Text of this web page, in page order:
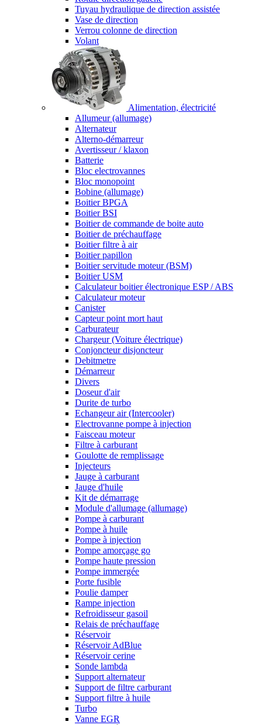
Tuyau hydraulique de direction assistée
Vase de direction
Verrou colonne de direction
Volant
Alimentation, électricité
Allumeur (allumage)
Alternateur
Alterno-démarreur
Avertisseur / klaxon
Batterie
Bloc electrovannes
Bloc monopoint
Bobine (allumage)
Boitier BPGA
Boitier BSI
Boitier de commande de boite auto
Boitier de préchauffage
Boitier filtre à air
Boitier papillon
Boitier servitude moteur (BSM)
Boitier USM
Calculateur boitier électronique ESP / ABS
Calculateur moteur
Canister
Capteur point mort haut
Carburateur
Chargeur (Voiture électrique)
Conjoncteur disjoncteur
Debitmetre
Démarreur
Divers
Doseur d'air
Durite de turbo
Echangeur air (Intercooler)
Electrovanne pompe à injection
Faisceau moteur
Filtre à carburant
Goulotte de remplissage
Injecteurs
Jauge à carburant
Jauge d'huile
Kit de démarrage
Module d'allumage (allumage)
Pompe à carburant
Pompe à huile
Pompe à injection
Pompe amorçage go
Pompe haute pression
Pompe immergée
Porte fusible
Poulie damper
Rampe injection
Refroidisseur gasoil
Relais de préchauffage
Réservoir
Réservoir AdBlue
Réservoir cerine
Sonde lambda
Support alternateur
Support de filtre carburant
Support filtre à huile
Turbo
Vanne EGR